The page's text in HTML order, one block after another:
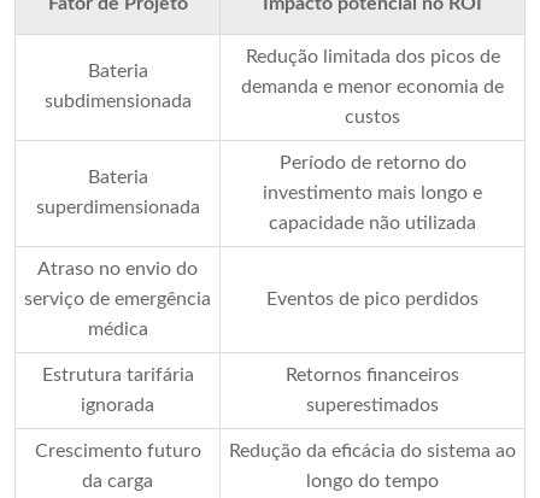
Bateria
subdimensionada
Redução limitada dos picos de
demanda e menor economia de
custos
Bateria
superdimensionada
Período de retorno do
investimento mais longo e
capacidade não utilizada
Atraso no envio do
serviço de emergência
médica
Eventos de pico perdidos
Estrutura tarifária
ignorada
Retornos financeiros
superestimados
Crescimento futuro
da carga
Redução da eficácia do sistema ao
longo do tempo